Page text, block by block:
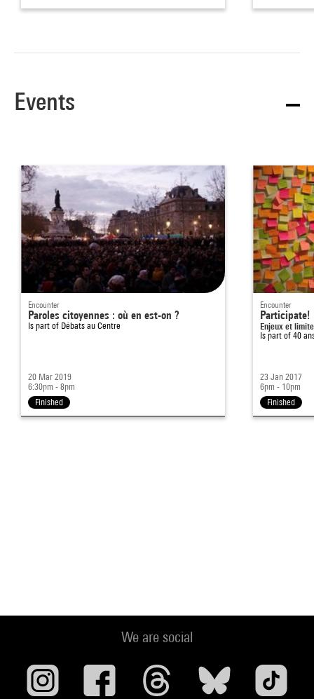
Events
Encounter
Paroles citoyennes : où en est-on ?
Is part of Débats au Centre
20 Mar 2019
6:30pm - 8pm
Finished
Encounter
Participate!
Enjeux et
Is part of40
23 Jan 2017
6pm - 10pm
Finished
We are social